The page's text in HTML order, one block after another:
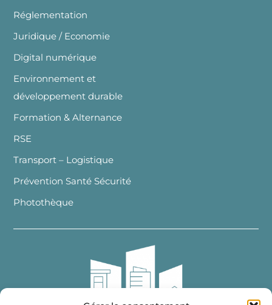
Réglementation
Juridique / Economie
Digital numérique
Environnement et
développement durable
Formation & Alternance
RSE
Transport – Logistique
Prévention Santé Sécurité
Photothèque